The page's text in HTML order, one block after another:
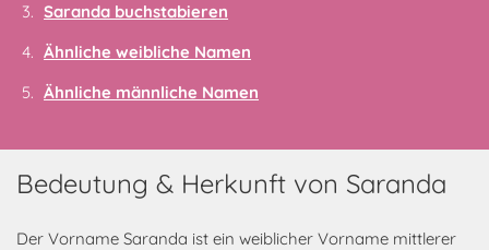
Saranda buchstabieren
Ähnliche weibliche Namen
Ähnliche männliche Namen
Bedeutung & Herkunft von Saranda
Der Vorname Saranda ist ein weiblicher Vorname mittlerer